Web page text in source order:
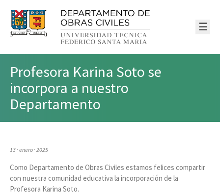
☰
Profesora Karina Soto se
incorpora a nuestro
Departamento
13 · enero · 2025
Como Departamento de Obras Civiles estamos felices compartir
con nuestra comunidad educativa la incorporación de la
Profesora Karina Soto.